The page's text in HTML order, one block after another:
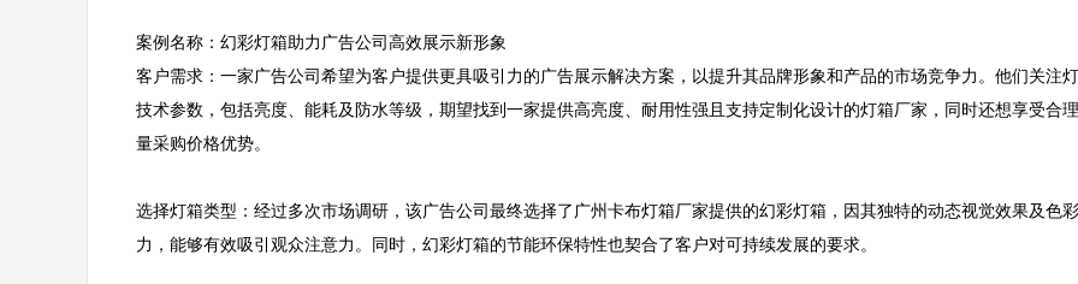
案例名称：幻彩灯箱助力广告公司高效展示新形象
客户需求：一家广告公司希望为客户提供更具吸引力的广告展示解决方案，以提升其品牌形象和产品的市场竞争力。他们关注
技术参数，包括亮度、能耗及防水等级，期望找到一家提供高亮度、耐用性强且支持定制化设计的灯箱厂家，同时还想享受合
量采购价格优势。
选择灯箱类型：经过多次市场调研，该广告公司最终选择了广州卡布灯箱厂家提供的幻彩灯箱，因其独特的动态视觉效果及色
力，能够有效吸引观众注意力。同时，幻彩灯箱的节能环保特性也契合了客户对可持续发展的要求。